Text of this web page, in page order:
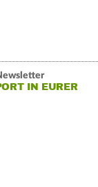
IN EURER